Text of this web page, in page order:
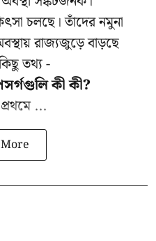
চলছে। তাঁদের নমুনা
রাজ্যজুড়ে বাড়ছে
তথ্য -
কী কী?
...